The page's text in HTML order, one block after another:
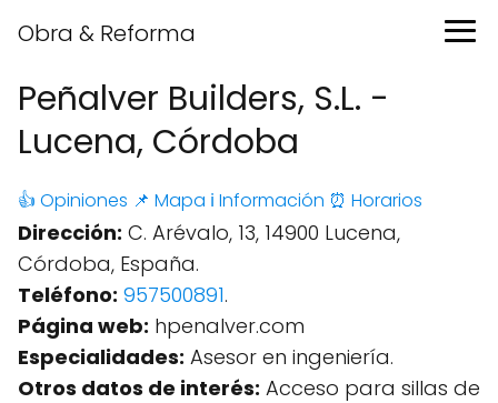
Obra & Reforma
Peñalver Builders, S.L. -
Lucena, Córdoba
👍 Opiniones 📌 Mapa ℹ️ Información ⏰ Horarios
Dirección: C. Arévalo, 13, 14900 Lucena,
Córdoba, España.
Teléfono: 957500891.
Página web: hpenalver.com
Especialidades: Asesor en ingeniería.
Otros datos de interés: Acceso para sillas de